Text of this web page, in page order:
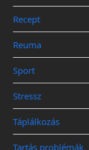
Recept
Reuma
Sport
Stressz
Táplálkozás
Tartás problémák